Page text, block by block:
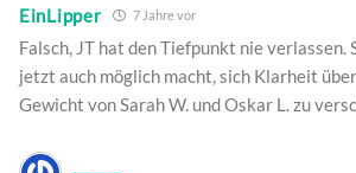
EinLipper 7 Jahre vor
Falsch, JT hat den Tiefpunkt nie verlassen.
jetzt auch möglich macht, sich Klarheit
Gewicht von Sarah W. und Oskar L. zu